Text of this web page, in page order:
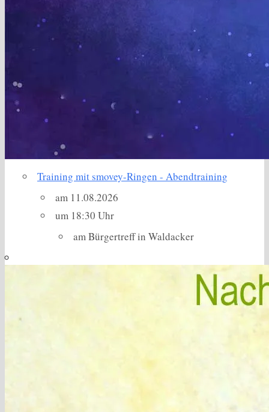
Training mit smovey-Ringen - Abendtraining
am 11.08.2026
um 18:30 Uhr
am Bürgertreff in Waldacker